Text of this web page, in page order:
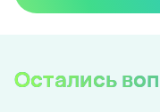
Остались